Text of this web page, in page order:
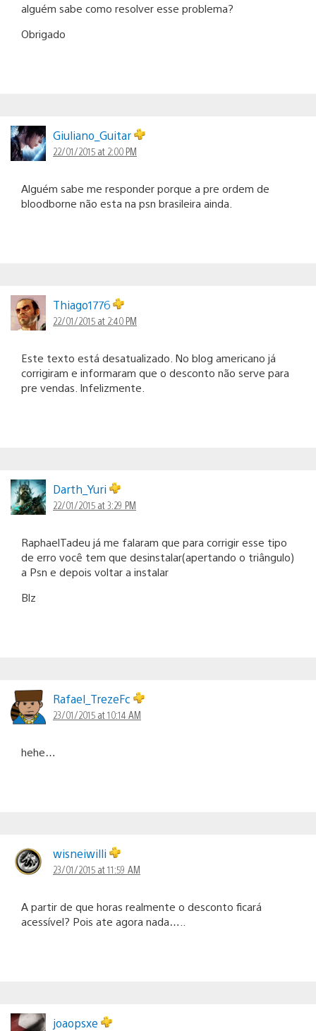
alguém sabe como resolver esse problema?
Obrigado
Giuliano_Guitar
22/01/2015 at 2:00 PM
Alguém sabe me responder porque a pre ordem de
bloodborne não esta na psn brasileira ainda.
Thiago1776
22/01/2015 at 2:40 PM
Este texto está desatualizado. No blog americano já
corrigiram e informaram que o desconto não serve para
pre vendas. Infelizmente.
Darth_Yuri
22/01/2015 at 3:29 PM
RaphaelTadeu já me falaram que para corrigir esse tipo
de erro você tem que desinstalar(apertando o triângulo)
a Psn e depois voltar a instalar
Blz
Rafael_TrezeFc
23/01/2015 at 10:14 AM
hehe…
wisneiwilli
23/01/2015 at 11:59 AM
A partir de que horas realmente o desconto ficará
acessível? Pois ate agora nada…..
joaopsxe